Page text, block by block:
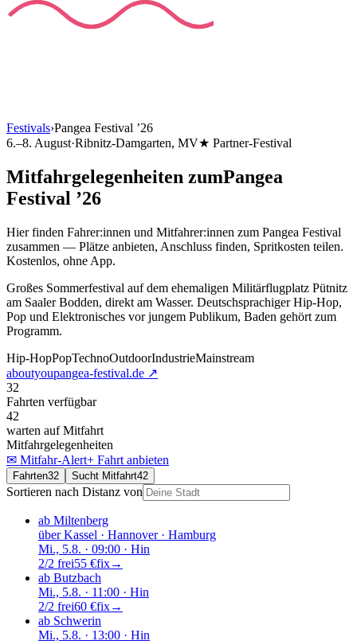
Festivals›Pangea Festival ’26
6.–8. August·Ribnitz-Damgarten, MV★ Partner-Festival
Mitfahrgelegenheiten zumPangea
Festival ’26
Hier finden Fahrer:innen und Mitfahrer:innen zum Pangea Festival
zusammen — Plätze anbieten, Anschluss finden, Spritkosten teilen.
Kostenlos, ohne App.
Großes Sommerfestival auf dem ehemaligen Militärflugplatz Pütnitz
am Saaler Bodden, direkt am Wasser. Deutschsprachiger Hip-Hop,
Pop und Elektronisches vor jungem Publikum, Baden gehört zum
Programm.
Hip-HopPopTechnoOutdoorIndustrieMainstream
aboutyoupangea-festival.de ↗
32
Fahrten verfügbar
42
warten auf Mitfahrt
Mitfahrgelegenheiten
✉ Mitfahr-Alert+ Fahrt anbieten
Fahrten32 Sucht Mitfahrt42
Sortieren nach Distanz von
ab Miltenberg
überKassel · Hannover · Hamburg
Mi., 5.8. · 09:00 · Hin
2/2 frei55 €fix→
ab Butzbach
Mi., 5.8. · 11:00 · Hin
2/2 frei60 €fix→
ab Schwerin
Mi., 5.8. · 13:00 · Hin